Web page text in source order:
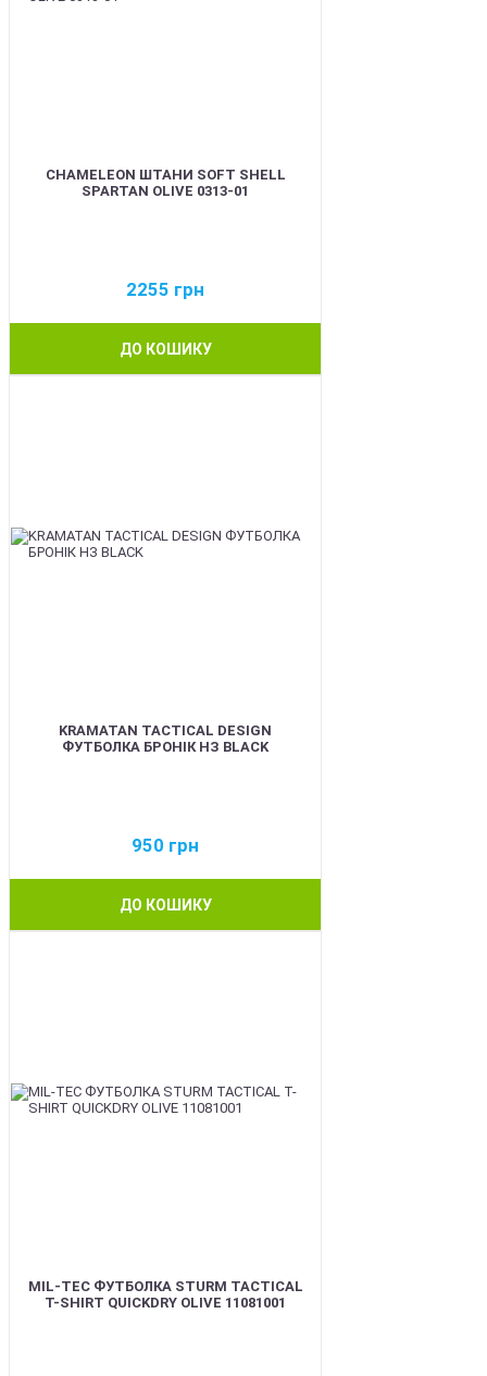
CHAMELEON ШТАНИ SOFT SHELL
SPARTAN OLIVE 0313-01
2255 грн
ДО КОШИКУ
KRAMATAN TACTICAL DESIGN
ФУТБОЛКА БРОНІК НЗ BLACK
950 грн
ДО КОШИКУ
MIL-TEC ФУТБОЛКА STURM TACTICAL
T-SHIRT QUICKDRY OLIVE 11081001